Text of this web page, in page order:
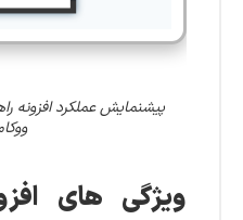
پیشنمایش عملکرد افزونه
ویژگی های